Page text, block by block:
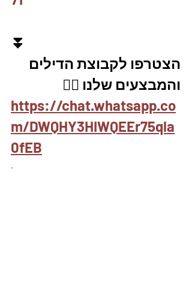
⏬
הצטרפו לקבוצת הדילים
והמבצעים שלנו 👇🏽
https://chat.whatsapp.co
m/DWQHY3HIWQEEr75qla
0fEB
.